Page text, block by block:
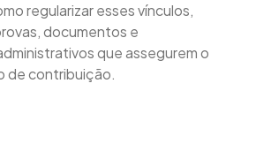
regularizar esses vínculos,
documentos e
que assegurem o
de contribuição.